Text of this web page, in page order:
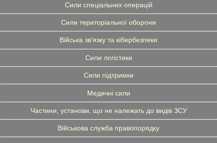
Сили спеціальних операцій
Сили територіальної оборони
Війська зв'язку та кібербезпеки
Сили логістики
Сили підтримки
Медичні сили
Частини, установи, що не належать до видів ЗСУ
Військова служба правопорядку